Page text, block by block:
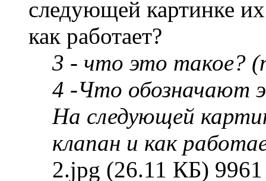
3 - что это такое?
4 -Что обозначают
На следующей
клапан и как
2.jpg (26.11 КБ)